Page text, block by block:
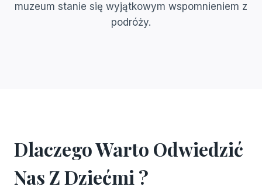
muzeum stanie się wyjątkowym wspomnieniem z
podróży.
Dlaczego Warto Odwiedzić
Nas Z Dziećmi ?